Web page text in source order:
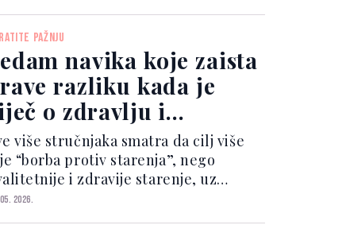
je potrebno vrijeme da
prođu prirodan ciklus rasta...
PAŽNJU
navika koje zaista
razliku kada je
o zdravlju i
koži
više stručnjaka smatra da cilj više
“borba protiv starenja”, nego
i zdravije starenje, uz
vitalnosti, energije i zdrave
2026.